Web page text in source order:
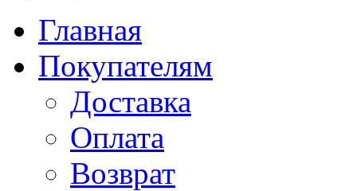
Главная
Покупателям
Доставка
Оплата
Возврат